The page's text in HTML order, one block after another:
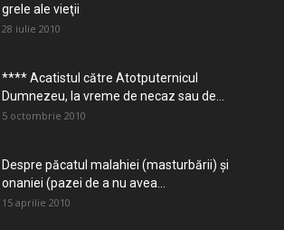
grele ale vieţii
28 iulie 2010
**** Acatistul către Atotputernicul
Dumnezeu, la vreme de necaz sau de...
5 octombrie 2010
Despre păcatul malahiei (masturbării) şi
onaniei (pazei de a nu avea...
15 aprilie 2010